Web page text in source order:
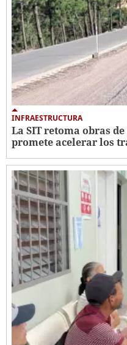
INFRAESTRUCTURA
La SIT retoma obras
promete acelerar los